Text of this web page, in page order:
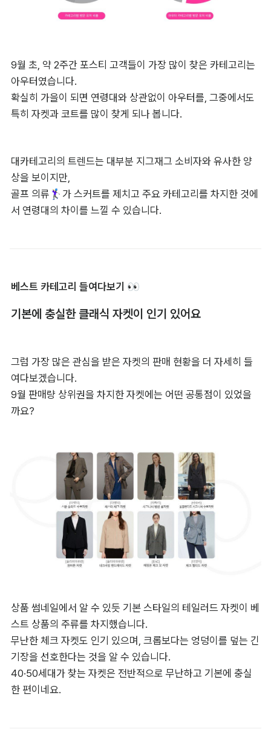
9월 초, 약 2주간 포스티 고객들이 가장 많이 찾은 카테고리는
아우터였습니다.
확실히 가을이 되면 연령대와 상관없이 아우터를, 그중에서도
특히 자켓과 코트를 많이 찾게 되나 봅니다.
대카테고리의 트렌드는 대부분 지그재그 소비자와 유사한 양
상을 보이지만,
골프 의류🏌️‍♀️가 스커트를 제치고 주요 카테고리를 차지한 것에
서 연령대의 차이를 느낄 수 있습니다.
베스트 카테고리 들여다보기 👀
기본에 충실한 클래식 자켓이 인기 있어요
그럼 가장 많은 관심을 받은 자켓의 판매 현황을 더 자세히 들
여다보겠습니다.
9월 판매량 상위권을 차지한 자켓에는 어떤 공통점이 있었을
까요?
상품 썸네일에서 알 수 있듯 기본 스타일의 테일러드 자켓이 베
스트 상품의 주류를 차지했습니다.
무난한 체크 자켓도 인기 있으며, 크롭보다는 엉덩이를 덮는 긴
기장을 선호한다는 것을 알 수 있습니다.
40·50세대가 찾는 자켓은 전반적으로 무난하고 기본에 충실
한 편이네요.